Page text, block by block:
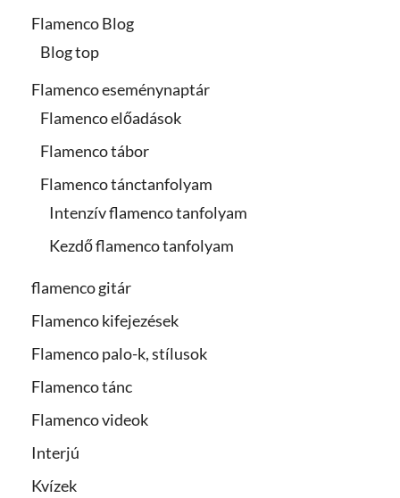
Flamenco Blog
Blog top
Flamenco eseménynaptár
Flamenco előadások
Flamenco tábor
Flamenco tánctanfolyam
Intenzív flamenco tanfolyam
Kezdő flamenco tanfolyam
flamenco gitár
Flamenco kifejezések
Flamenco palo-k, stílusok
Flamenco tánc
Flamenco videok
Interjú
Kvízek